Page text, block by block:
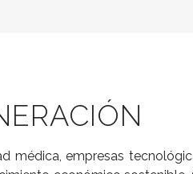
médica, empresas